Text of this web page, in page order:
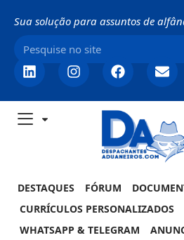
Sua solução para assuntos de
DESTAQUES FÓRUM
CURRÍCULOS PERSONALIZADOS
WHATSAPP & TELEGRAM